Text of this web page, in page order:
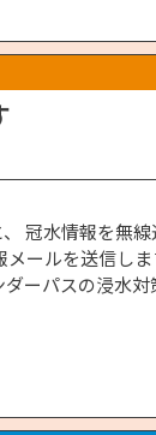
冠水情報を無
ールを送信し
ーパスの浸水対